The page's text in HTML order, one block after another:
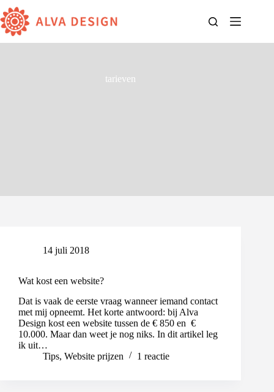
naar
de
inhoud
tarieven
14 juli 2018
Wat kost een website?
Dat is vaak de eerste vraag wanneer iemand contact
met mij opneemt. Het korte antwoord: bij Alva
Design kost een website tussen de € 850 en €
10.000. Maar dan weet je nog niks. In dit artikel leg
ik uit…
Tips, Website prijzen 1 reactie